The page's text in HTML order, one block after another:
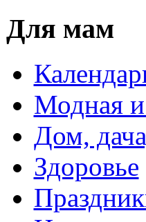
Для мам
Модная и
Дом,
Здоровье